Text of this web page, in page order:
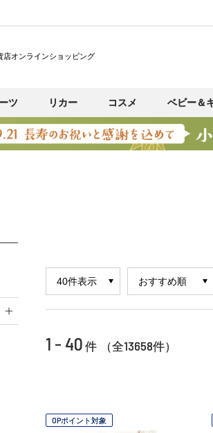
店オンラインショッピング
ツ リカー コスメ ベビー＆
1 - 40 件 （全13658件）
OPポイント対象